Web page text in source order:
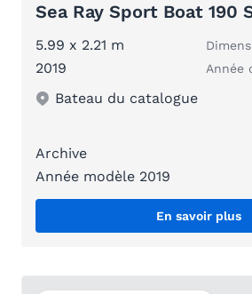
Sea Ray Sport Boat 190
5.99 x 2.21 m
2019 Année
Bateau du catalogue
Archive
Année modèle 2019
En savoir plus